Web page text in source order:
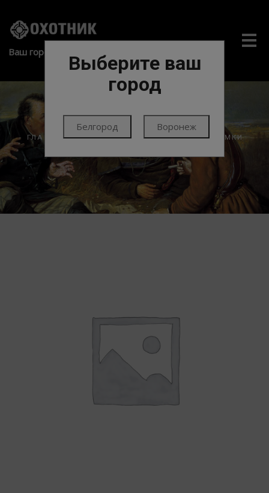
Ваш город:
Выберите ваш
город
Белгород Воронеж
ГЛАВНАЯ ЭКИПИРОВКА ТАКТИКА
ПОДСУМКИ